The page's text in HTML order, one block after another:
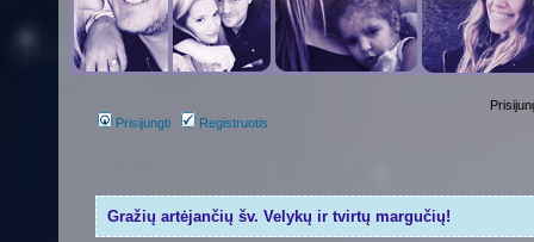
Prisijungti Registruotis
Gražių artėjančių šv. Velykų ir tvirtų margučių!